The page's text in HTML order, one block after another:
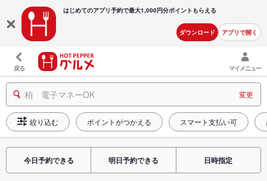
はじめてのアプリ予約で最大1,000円分ポイントもらえる
ダウンロード アプリで開く
戻る マイメニュー
柏 電子マネーOK 変更
絞り込む ポイントがつかえる スマート支払い可
今日予約できる 明日予約できる 日時指定